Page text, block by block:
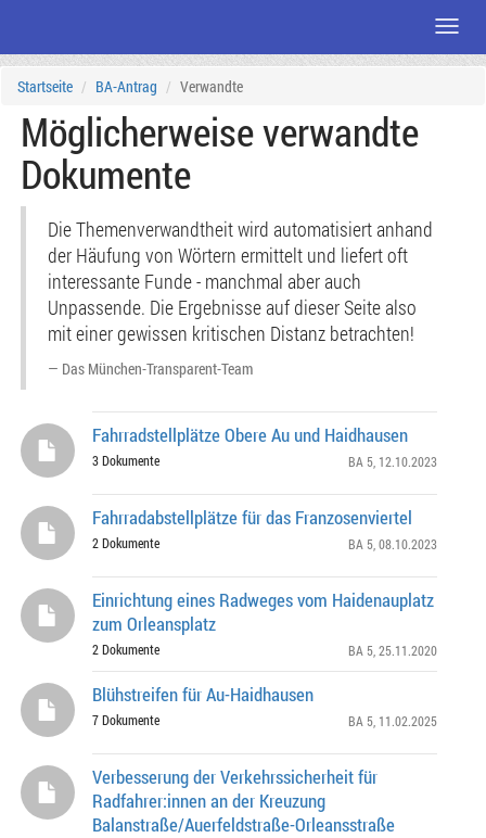
Seiteninhalt
Startseite BA-Antrag Verwandte
Möglicherweise verwandte
Dokumente
Die Themenverwandtheit wird automatisiert anhand
der Häufung von Wörtern ermittelt und liefert oft
interessante Funde - manchmal aber auch
Unpassende. Die Ergebnisse auf dieser Seite also
mit einer gewissen kritischen Distanz betrachten!
Das München-Transparent-Team
Fahrradstellplätze Obere Au und Haidhausen
3 Dokumente BA 5 , 12.10.2023
Fahrradabstellplätze für das Franzosenviertel
2 Dokumente BA 5 , 08.10.2023
Einrichtung eines Radweges vom Haidenauplatz
zum Orleansplatz
2 Dokumente BA 5 , 25.11.2020
Blühstreifen für Au-Haidhausen
7 Dokumente BA 5 , 11.02.2025
Verbesserung der Verkehrssicherheit für
Radfahrer:innen an der Kreuzung
Balanstraße/Auerfeldstraße-Orleansstraße